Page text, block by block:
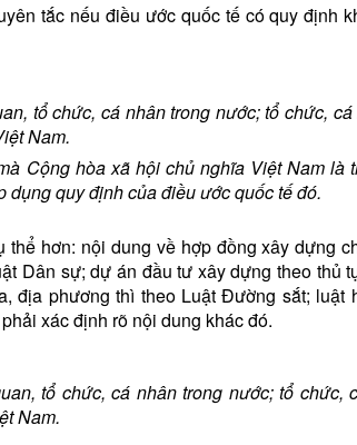
tắc nếu điều ước quốc tế có quy định
tổ chức, cá nhân trong nước; tổ chức,
Nam.
Cộng hòa xã hội chủ nghĩa Việt Nam là
dụng quy định của điều ước quốc tế đó.
thể hơn: nội dung về hợp đồng xây dựng
Dân sự; dự án đầu tư xây dựng theo thủ
địa phương thì theo Luật Đường sắt; luật
xác định rõ nội dung khác đó.
tổ chức, cá nhân trong nước; tổ chức,
Nam.